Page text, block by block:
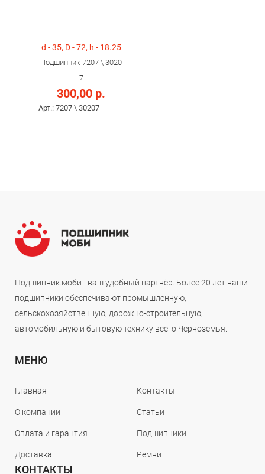
d - 35, D - 72, h - 18.25
Подшипник 7207 \ 3020
7
300,00 р.
Арт.: 7207 \ 30207
Подшипник.моби - ваш удобный партнёр. Более 20 лет наши
подшипники обеспечивают промышленную,
сельскохозяйственную, дорожно-строительную,
автомобильную и бытовую технику всего Черноземья.
МЕНЮ
Главная
О компании
Оплата и гарантия
Доставка
Контакты
Статьи
Подшипники
Ремни
КОНТАКТЫ